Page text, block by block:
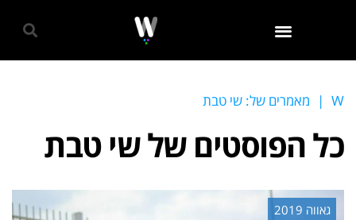
W
| מאמרים של: שי טבת
כל הפוסטים שלשי טבת
גאווה 2019